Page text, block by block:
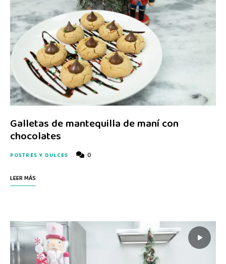
Galletas de mantequilla de maní con
chocolates
POSTRES Y DULCES 0
LEER MÁS